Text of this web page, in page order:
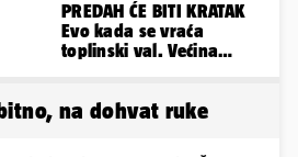
PREDAH ĆE BITI KRATAK
Evo kada se vraća
toplinski val. Većina
na dohvat ruke